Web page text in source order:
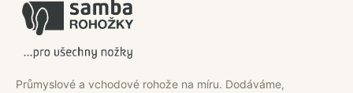
Průmyslové a vchodové rohože na míru. Dodáváme,